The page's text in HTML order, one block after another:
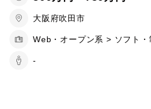
大阪府吹田市
Web・オープン系 > ソフト・
-